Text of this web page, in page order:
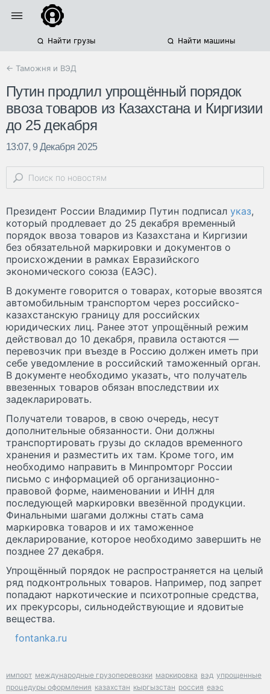
Найти грузы Найти машины
← Таможня и ВЭД
Путин продлил упрощённый порядок
ввоза товаров из Казахстана и Киргизии
до 25 декабря
13:07, 9 Декабря 2025
Президент России Владимир Путин подписал указ,
который продлевает до 25 декабря временный
порядок ввоза товаров из Казахстана и Киргизии
без обязательной маркировки и документов о
происхождении в рамках Евразийского
экономического союза (ЕАЭС).
В документе говорится о товарах, которые ввозятся
автомобильным транспортом через российско-
казахстанскую границу для российских
юридических лиц. Ранее этот упрощённый режим
действовал до 10 декабря, правила остаются —
перевозчик при въезде в Россию должен иметь при
себе уведомление в российский таможенный орган.
В документе необходимо указать, что получатель
ввезенных товаров обязан впоследствии их
задекларировать.
Получатели товаров, в свою очередь, несут
дополнительные обязанности. Они должны
транспортировать грузы до складов временного
хранения и разместить их там. Кроме того, им
необходимо направить в Минпромторг России
письмо с информацией об организационно-
правовой форме, наименовании и ИНН для
последующей маркировки ввезённой продукции.
Финальными шагами должны стать сама
маркировка товаров и их таможенное
декларирование, которое необходимо завершить не
позднее 27 декабря.
Упрощённый порядок не распространяется на целый
ряд подконтрольных товаров. Например, под запрет
попадают наркотические и психотропные средства,
их прекурсоры, сильнодействующие и ядовитые
вещества.
fontanka.ru
импорт международные грузоперевозки маркировка вэд упрощенные
процедуры оформления казахстан кыргызстан россия еаэс